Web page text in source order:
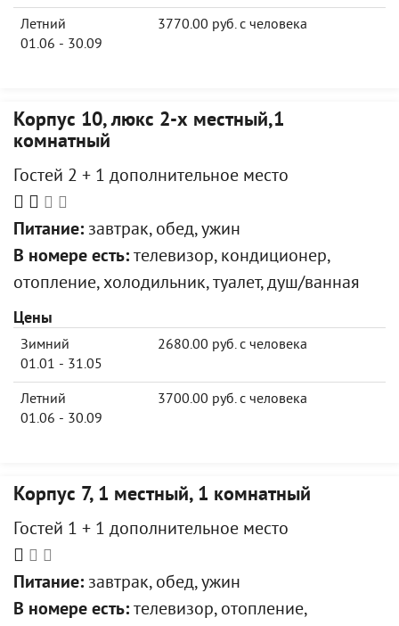
Летний
01.06 - 30.09
3770.00 руб. с человека
Корпус 10, люкс 2-х местный,1
комнатный
Гостей 2 + 1 дополнительное место
Питание: завтрак, обед, ужин
В номере есть: телевизор, кондиционер,
отопление, холодильник, туалет, душ/ванная
Цены
Зимний
01.01 - 31.05
2680.00 руб. с человека
Летний
01.06 - 30.09
3700.00 руб. с человека
Корпус 7, 1 местный, 1 комнатный
Гостей 1 + 1 дополнительное место
Питание: завтрак, обед, ужин
В номере есть: телевизор, отопление,